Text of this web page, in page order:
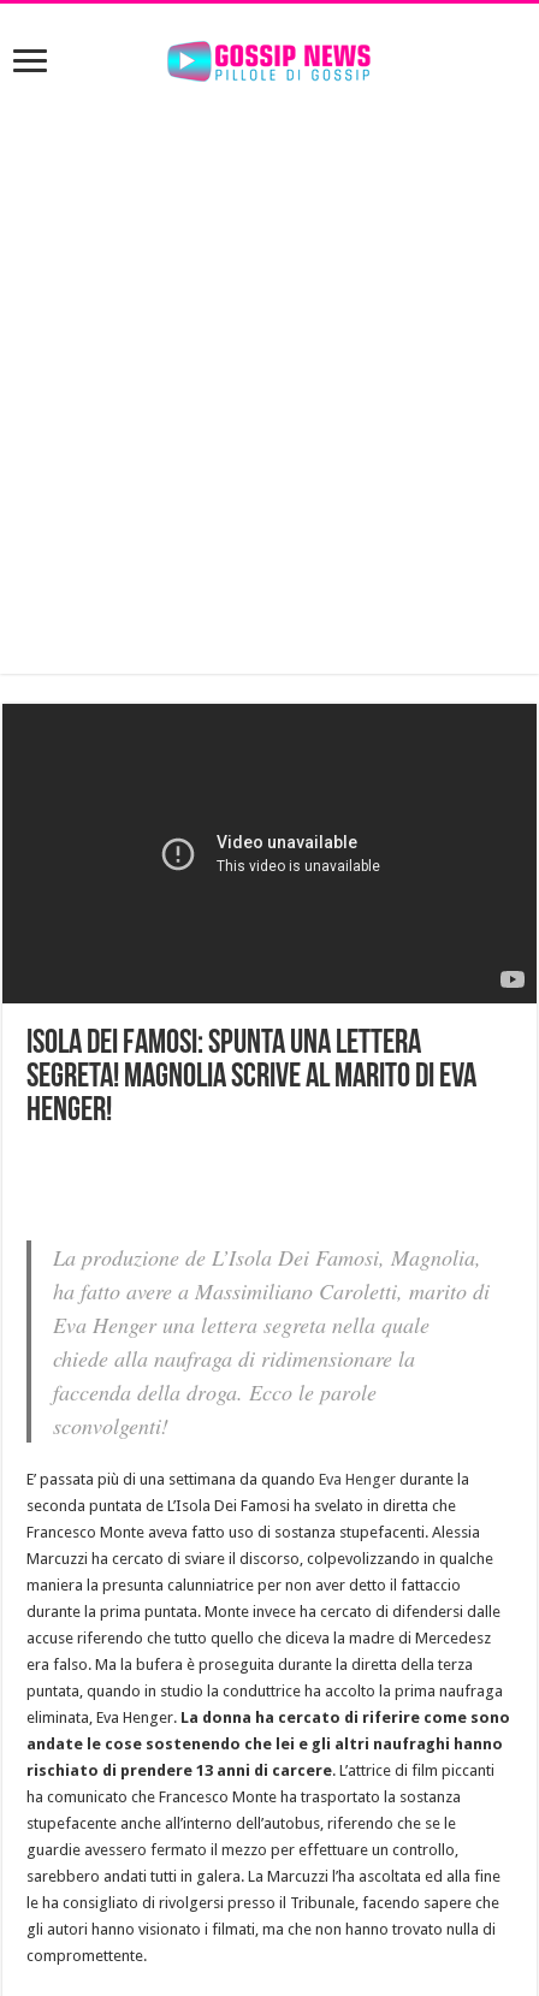
Isola Dei Famosi: spunta una lettera
segreta! Magnolia scrive al marito di Eva
Henger!
La produzione de L’Isola Dei Famosi, Magnolia,
ha fatto avere a Massimiliano Caroletti, marito di
Eva Henger una lettera segreta nella quale
chiede alla naufraga di ridimensionare la
faccenda della droga. Ecco le parole
sconvolgenti!
E’ passata più di una settimana da quandoEva Henger durante la
seconda puntata de L’Isola Dei Famosi ha svelato in diretta che
Francesco Monte aveva fatto uso di sostanza stupefacenti. Alessia
Marcuzzi ha cercato di sviare il discorso, colpevolizzando in qualche
maniera la presunta calunniatrice per non aver detto il fattaccio
durante la prima puntata. Monte invece ha cercato di difendersi dalle
accuse riferendo che tutto quello che diceva la madre di Mercedesz
era falso. Ma la bufera è proseguita durante la diretta della terza
puntata, quando in studio la conduttrice ha accolto la prima naufraga
eliminata, Eva Henger. La donna ha cercato di riferire come sono
andate le cose sostenendo che lei e gli altri naufraghi hanno
rischiato di prendere 13 anni di carcere. L’attrice di film piccanti
ha comunicato che Francesco Monte ha trasportato la sostanza
stupefacente anche all’interno dell’autobus, riferendo che se le
guardie avessero fermato il mezzo per effettuare un controllo,
sarebbero andati tutti in galera. La Marcuzzi l’ha ascoltata ed alla fine
le ha consigliato di rivolgersi presso il Tribunale, facendo sapere che
gli autori hanno visionato i filmati, ma che non hanno trovato nulla di
compromettente.